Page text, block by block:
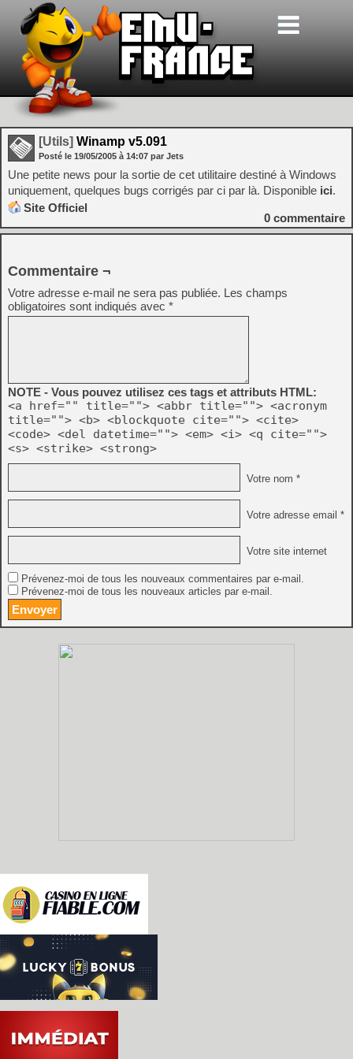
[Utils] Winamp v5.091
Posté le 19/05/2005 à 14:07 par Jets
Une petite news pour la sortie de cet utilitaire destiné à Windows
uniquement, quelques bugs corrigés par ci par là. Disponible ici.
Site Officiel
0 commentaire
Commentaire ¬
Votre adresse e-mail ne sera pas publiée. Les champs
obligatoires sont indiqués avec *
NOTE - Vous pouvez utilisez ces tags et attributs HTML:
<a href="" title=""> <abbr title=""> <acronym
title=""> <b> <blockquote cite=""> <cite>
<code> <del datetime=""> <em> <i> <q cite="">
<s> <strike> <strong>
Votre nom *
Votre adresse email *
Votre site internet
Prévenez-moi de tous les nouveaux commentaires par e-mail.
Prévenez-moi de tous les nouveaux articles par e-mail.